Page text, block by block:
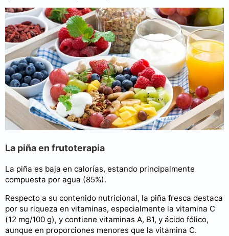
La piña en frutoterapia
La piña es baja en calorías, estando principalmente
compuesta por agua (85%).
Respecto a su contenido nutricional, la piña fresca destaca
por su riqueza en vitaminas, especialmente la vitamina C
(12 mg/100 g), y contiene vitaminas A, B1, y ácido fólico,
aunque en proporciones menores que la vitamina C.